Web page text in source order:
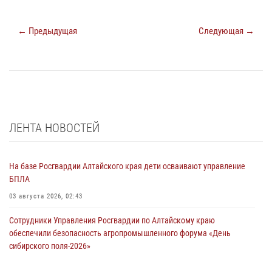
← Предыдущая Следующая →
ЛЕНТА НОВОСТЕЙ
На базе Росгвардии Алтайского края дети осваивают управление
БПЛА
03 августа 2026, 02:43
Сотрудники Управления Росгвардии по Алтайскому краю
обеспечили безопасность агропромышленного форума «День
сибирского поля-2026»